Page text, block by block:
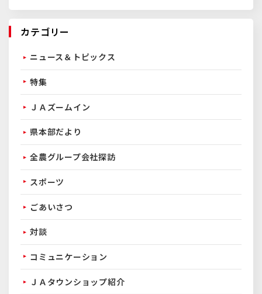
カテゴリー
ニュース＆トピックス
特集
ＪＡズームイン
県本部だより
全農グループ会社探訪
スポーツ
ごあいさつ
対談
コミュニケーション
ＪＡタウンショップ紹介